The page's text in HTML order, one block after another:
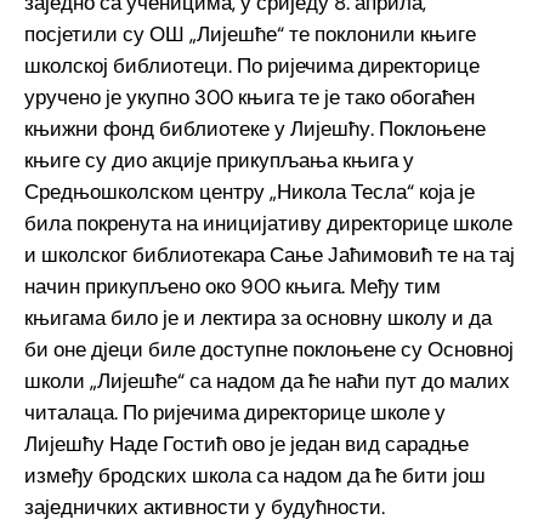
посјетили су ОШ „Лијешће“ те поклонили књиге
школској библиотеци. По ријечима директорице
уручено је укупно 300 књига те је тако обогаћен
књижни фонд библиотеке у Лијешћу. Поклоњене
књиге су дио акције прикупљања књига у
Средњошколском центру „Никола Тесла“ која је
била покренута на иницијативу директорице школе
и школског библиотекара Сање Јаћимовић те на тај
начин прикупљено око 900 књига. Међу тим
књигама било је и лектира за основну школу и да
би оне дјеци биле доступне поклоњене су Основној
школи „Лијешће“ са надом да ће наћи пут до малих
читалаца. По ријечима директорице школе у
Лијешћу Наде Гостић ово је један вид сарадње
између бродских школа са надом да ће бити још
заједничких активности у будућности.